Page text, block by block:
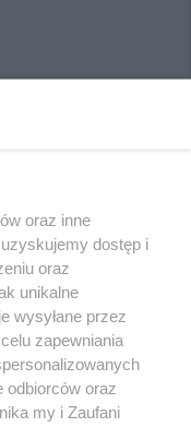
się z nami
oraz inne
dostęp i
oraz
unikalne
wysyłane przez
zapewniania
odbiorców oraz
my i Zaufani